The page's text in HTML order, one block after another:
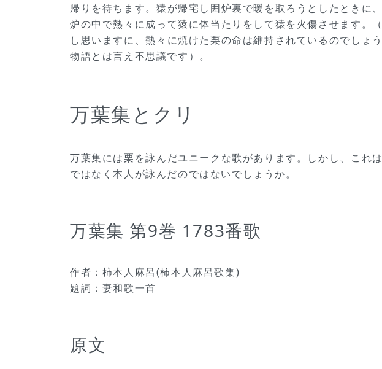
帰りを待ちます。猿が帰宅し囲炉裏で暖を取ろうとしたときに
炉の中で熱々に成って猿に体当たりをして猿を火傷させます。
し思いますに、熱々に焼けた栗の命は維持されているのでしょう
物語とは言え不思議です）。
万葉集とクリ
万葉集には栗を詠んだユニークな歌があります。しかし、これ
ではなく本人が詠んだのではないでしょうか。
万葉集 第9巻 1783番歌
作者：柿本人麻呂(柿本人麻呂歌集)
題詞：妻和歌一首
原文